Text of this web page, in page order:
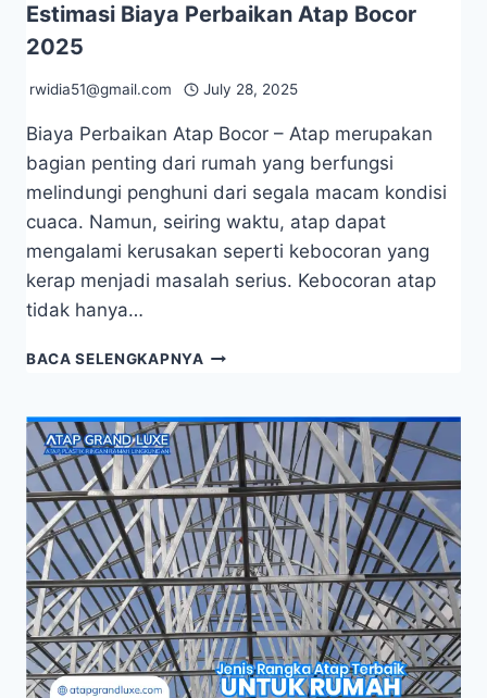
Estimasi Biaya Perbaikan Atap Bocor
2025
rwidia51@gmail.com July 28, 2025
Biaya Perbaikan Atap Bocor – Atap merupakan
bagian penting dari rumah yang berfungsi
melindungi penghuni dari segala macam kondisi
cuaca. Namun, seiring waktu, atap dapat
mengalami kerusakan seperti kebocoran yang
kerap menjadi masalah serius. Kebocoran atap
tidak hanya…
BACA SELENGKAPNYA